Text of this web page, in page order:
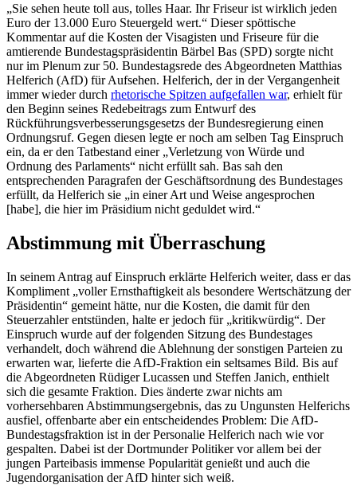
„Sie sehen heute toll aus, tolles Haar. Ihr Friseur ist wirklich jeden
Euro der 13.000 Euro Steuergeld wert.“ Dieser spöttische
Kommentar auf die Kosten der Visagisten und Friseure für die
amtierende Bundestagspräsidentin Bärbel Bas (SPD) sorgte nicht
nur im Plenum zur 50. Bundestagsrede des Abgeordneten Matthias
Helferich (AfD) für Aufsehen. Helferich, der in der Vergangenheit
immer wieder durch rhetorische Spitzen aufgefallen war, erhielt für
den Beginn seines Redebeitrags zum Entwurf des
Rückführungsverbesserungsgesetzs der Bundesregierung einen
Ordnungsruf. Gegen diesen legte er noch am selben Tag Einspruch
ein, da er den Tatbestand einer „Verletzung von Würde und
Ordnung des Parlaments“ nicht erfüllt sah. Bas sah den
entsprechenden Paragrafen der Geschäftsordnung des Bundestages
erfüllt, da Helferich sie „in einer Art und Weise angesprochen
[habe], die hier im Präsidium nicht geduldet wird.“
Abstimmung mit Überraschung
In seinem Antrag auf Einspruch erklärte Helferich weiter, dass er das
Kompliment „voller Ernsthaftigkeit als besondere Wertschätzung der
Präsidentin“ gemeint hätte, nur die Kosten, die damit für den
Steuerzahler entstünden, halte er jedoch für „kritikwürdig“. Der
Einspruch wurde auf der folgenden Sitzung des Bundestages
verhandelt, doch während die Ablehnung der sonstigen Parteien zu
erwarten war, lieferte die AfD-Fraktion ein seltsames Bild. Bis auf
die Abgeordneten Rüdiger Lucassen und Steffen Janich, enthielt
sich die gesamte Fraktion. Dies änderte zwar nichts am
vorhersehbaren Abstimmungsergebnis, das zu Ungunsten Helferichs
ausfiel, offenbarte aber ein entscheidendes Problem: Die AfD-
Bundestagsfraktion ist in der Personalie Helferich nach wie vor
gespalten. Dabei ist der Dortmunder Politiker vor allem bei der
jungen Parteibasis immense Popularität genießt und auch die
Jugendorganisation der AfD hinter sich weiß.